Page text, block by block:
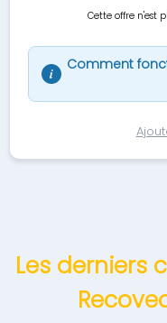
Cette offre n'est
i
Comment
Les derniers